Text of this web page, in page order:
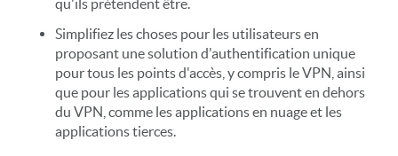
qu'ils prétendent être.
Simplifiez les choses pour les utilisateurs en
proposant une solution d'authentification unique
pour tous les points d'accès, y compris le VPN, ainsi
que pour les applications qui se trouvent en dehors
du VPN, comme les applications en nuage et les
applications tierces.